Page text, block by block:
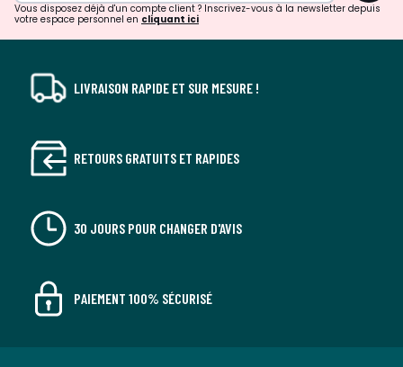
Vous disposez déjà d'un compte client ? Inscrivez-vous à la newsletter depuis
votre espace personnel en cliquant ici
LIVRAISON RAPIDE ET SUR MESURE !
RETOURS GRATUITS ET RAPIDES
30 JOURS POUR CHANGER D'AVIS
PAIEMENT 100% SÉCURISÉ